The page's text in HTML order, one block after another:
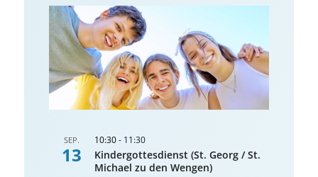
SEP.
13
10:30- 11:30
Kindergottesdienst (St. Georg / St.
Michael zu den Wengen)